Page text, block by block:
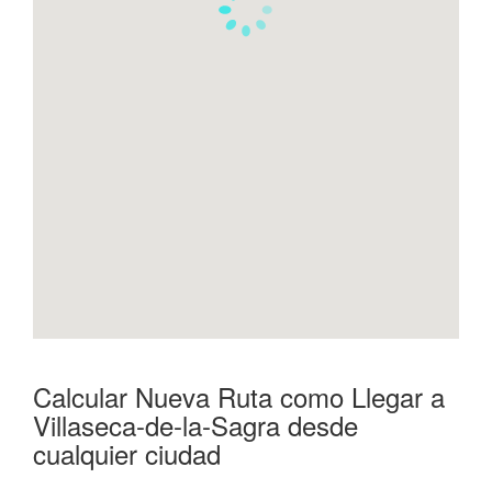
Calcular Nueva Ruta como Llegar a
Villaseca-de-la-Sagra desde
cualquier ciudad